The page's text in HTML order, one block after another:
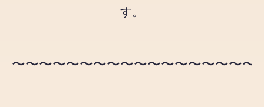
す。
〜〜〜〜〜〜〜〜〜〜〜〜〜〜〜〜〜